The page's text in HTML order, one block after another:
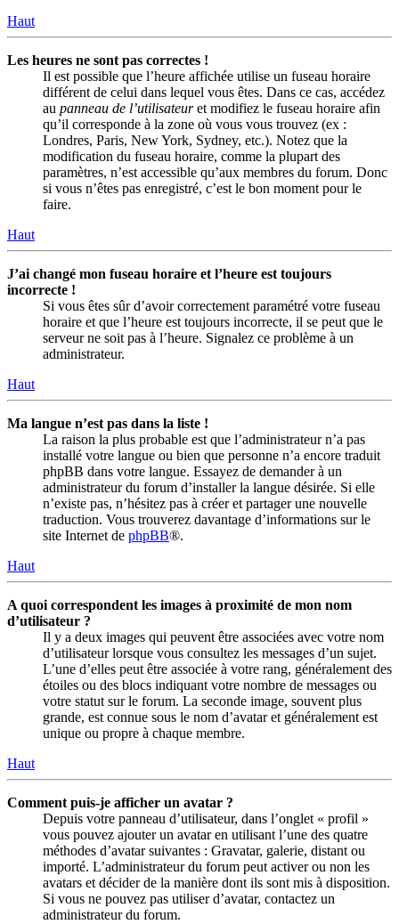
Haut
Les heures ne sont pas correctes !
Il est possible que l’heure affichée utilise un fuseau horaire
différent de celui dans lequel vous êtes. Dans ce cas, accédez
au panneau de l’utilisateuret modifiez le fuseau horaire afin
qu’il corresponde à la zone où vous vous trouvez (ex :
Londres, Paris, New York, Sydney, etc.). Notez que la
modification du fuseau horaire, comme la plupart des
paramètres, n’est accessible qu’aux membres du forum. Donc
si vous n’êtes pas enregistré, c’est le bon moment pour le
faire.
Haut
J’ai changé mon fuseau horaire et l’heure est toujours
incorrecte !
Si vous êtes sûr d’avoir correctement paramétré votre fuseau
horaire et que l’heure est toujours incorrecte, il se peut que le
serveur ne soit pas à l’heure. Signalez ce problème à un
administrateur.
Haut
Ma langue n’est pas dans la liste !
La raison la plus probable est que l’administrateur n’a pas
installé votre langue ou bien que personne n’a encore traduit
phpBB dans votre langue. Essayez de demander à un
administrateur du forum d’installer la langue désirée. Si elle
n’existe pas, n’hésitez pas à créer et partager une nouvelle
traduction. Vous trouverez davantage d’informations sur le
site Internet de phpBB®.
Haut
A quoi correspondent les images à proximité de mon nom
d’utilisateur ?
Il y a deux images qui peuvent être associées avec votre nom
d’utilisateur lorsque vous consultez les messages d’un sujet.
L’une d’elles peut être associée à votre rang, généralement des
étoiles ou des blocs indiquant votre nombre de messages ou
votre statut sur le forum. La seconde image, souvent plus
grande, est connue sous le nom d’avatar et généralement est
unique ou propre à chaque membre.
Haut
Comment puis-je afficher un avatar ?
Depuis votre panneau d’utilisateur, dans l’onglet « profil »
vous pouvez ajouter un avatar en utilisant l’une des quatre
méthodes d’avatar suivantes : Gravatar, galerie, distant ou
importé. L’administrateur du forum peut activer ou non les
avatars et décider de la manière dont ils sont mis à disposition.
Si vous ne pouvez pas utiliser d’avatar, contactez un
administrateur du forum.